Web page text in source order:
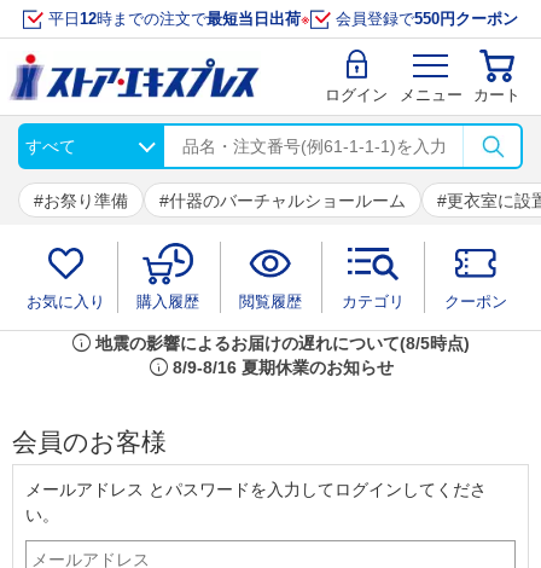
平日 12時までの注文で最短当日出荷※ 会員登録で550円クーポン
ログイン メニュー カート
お祭り準備 什器のバーチャルショールーム 更衣室に設
お気に入り 購入履歴 閲覧履歴 カテゴリ クーポン
info 地震の影響によるお届けの遅れについて(8/5時点)
info 8/9-8/16 夏期休業のお知らせ
会員のお客様
メールアドレス とパスワードを入力してログインしてくださ
い。